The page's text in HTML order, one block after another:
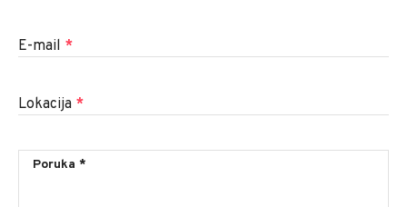
E-mail *
Lokacija *